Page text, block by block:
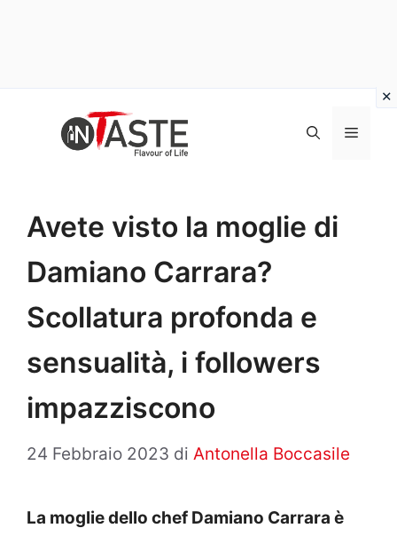
Menu
Avete visto la moglie di
Damiano Carrara?
Scollatura profonda e
sensualità, i followers
impazziscono
24 Febbraio 2023 di Antonella Boccasile
La moglie dello chef Damiano Carrara è